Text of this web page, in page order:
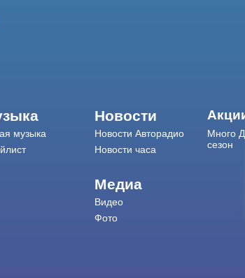
музыка
Новости
Новости Авторадио
Новости часа
Медиа
Видео
Фото
Много
сезон